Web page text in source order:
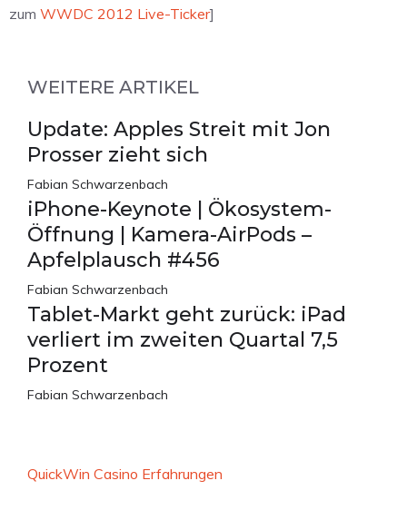
zum WWDC 2012 Live-Ticker]
WEITERE ARTIKEL
Update: Apples Streit mit Jon
Prosser zieht sich
Fabian Schwarzenbach
iPhone-Keynote | Ökosystem-
Öffnung | Kamera-AirPods –
Apfelplausch #456
Fabian Schwarzenbach
Tablet-Markt geht zurück: iPad
verliert im zweiten Quartal 7,5
Prozent
Fabian Schwarzenbach
QuickWin Casino Erfahrungen